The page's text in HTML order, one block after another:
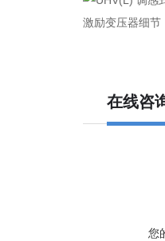
激励变压器细节
在线咨
您